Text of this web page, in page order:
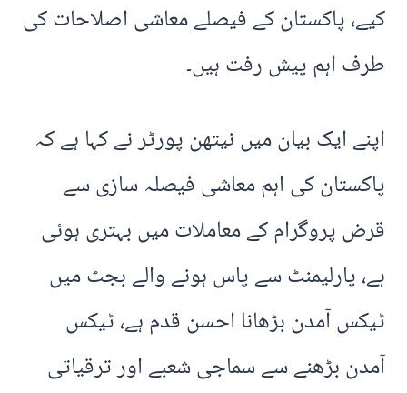
کیے، پاکستان کے فیصلے معاشی اصلاحات کی
طرف اہم پیش رفت ہیں۔
اپنے ایک بیان میں نیتھن پورٹر نے کہا ہے کہ
پاکستان کی اہم معاشی فیصلہ سازی سے
قرض پروگرام کے معاملات میں بہتری ہوئی
ہے، پارلیمنٹ سے پاس ہونے والے بجٹ میں
ٹیکس آمدن بڑھانا احسن قدم ہے، ٹیکس
آمدن بڑھنے سے سماجی شعبے اور ترقیاتی